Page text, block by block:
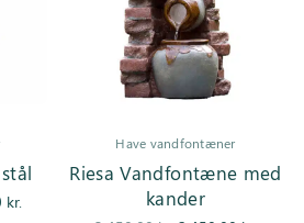
kr.
Have vandfontæner
Riesa Vandfontæne med
kander